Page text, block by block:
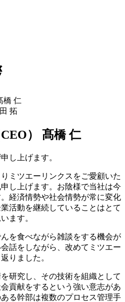
橋 仁
拓
） 髙橋 仁
し上げます。
ミツエーリンクスをご愛顧いた
し上げます。お陰様で当社は今
経済情勢や社会情勢が常に変化
活動を継続していることはとて
ます。
を食べながら雑談をする機会が
話をしながら、改めてミツエー
りました。
研究し、その技術を組織として
貢献をするという強い意志があ
る幹部は複数のプロセス管理手